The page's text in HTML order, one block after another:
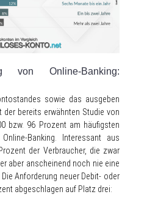
von Online-Banking:
sowie das ausgeben
der bereits erwähnten Studie von
bzw. 96 Prozent am häufigsten
Banking. Interessant aus
der Verbraucher, die zwar
aber anscheinend noch nie eine
Anforderung neuer Debit- oder
abgeschlagen auf Platz drei: